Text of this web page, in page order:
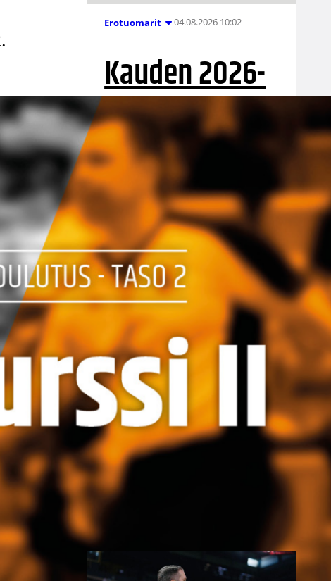
Erotuomarit 04.08.2026 10:02
Kauden 2026-
27
erotuomareid
en
koulutusklinik
at
Erotuomarin koulutusklinikka on
tasoa nostava koulutus ja se on
tarkoitettu tason 2
erotuomareille, jotka ovat
aktiivisesti toimineet tason 2
erotuomareina noin vuoden
ajan. Koulutuksen aikana
kouluttajat arvioivat
nostetaanko erotuomari tasolle
3. Tason nostoon vaaditaan
valmius toimia tason 3 peleissä
ja sääntökokeen suorittaminen
hyväksytysti.